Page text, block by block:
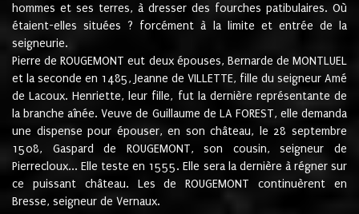
hommes et ses terres, à dresser des fourches patibulaires. Où
étaient-elles situées ? forcément à la limite et entrée de la
seigneurie.
Pierre de ROUGEMONT eut deux épouses, Bernarde de MONTLUEL
et la seconde en 1485, Jeanne de VILLETTE, fille du seigneur Amé
de Lacoux. Henriette, leur fille, fut la dernière représentante de
la branche aînée. Veuve de Guillaume de LA FOREST, elle demanda
une dispense pour épouser, en son château, le 28 septembre
1508, Gaspard de ROUGEMONT, son cousin, seigneur de
Pierrecloux... Elle teste en 1555. Elle sera la dernière à régner sur
ce puissant château. Les de ROUGEMONT continuèrent en
Bresse, seigneur de Vernaux.